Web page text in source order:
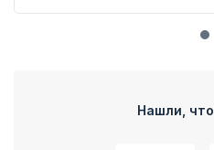
Нашли,